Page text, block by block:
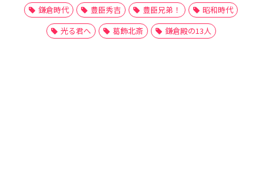
鎌倉時代
豊臣秀吉 豊臣兄弟！
昭和時代
光る君へ
葛飾北斎 鎌倉殿の13人